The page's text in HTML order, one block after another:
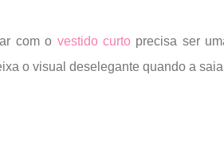
com o vestido curto precisa ser
o visual deselegante quando a